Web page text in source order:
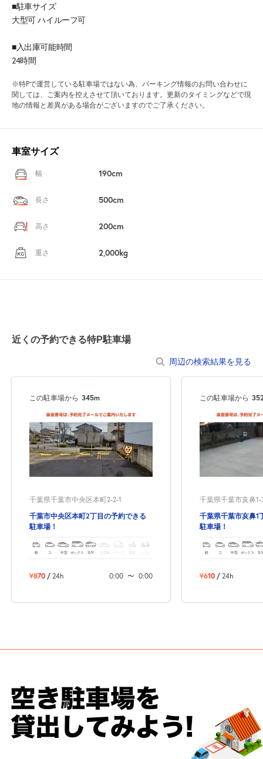
■駐車サイズ
大型可 ハイルーフ可
■入出庫可能時間
24時間
※特Pで運営している駐車場ではない為、パーキング情報のお問い合わせに
関しては、ご案内を控えさせて頂いております。更新のタイミングなどで現
地の情報と差異がある場合がございますのでご了承ください。
車室サイズ
幅 190cm
長さ 500cm
高さ 200cm
重さ 2,000kg
近くの予約できる特P駐車場
周辺の検索結果を見る
この駐車場から 345m
千葉県千葉市中央区本町2-2-1
千葉市中央区本町2丁目の予約できる
駐車場！
軽 コ 中型 ボックス SUV トラック バイク
¥870 / 24h 0:00 〜 0:00
この駐車場から
千葉県千葉市亥鼻
千葉県千葉市亥鼻1
駐車場！
軽 コ 中型 ボックス
¥610 / 24h